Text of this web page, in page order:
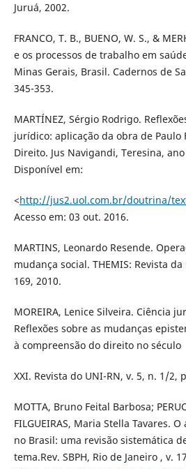
Juruá, 2002.
FRANCO, T. B., BUENO, W. S., &
e os processos de trabalho em
Minas Gerais, Brasil. Cadernos de
345-353.
MARTÍNEZ, Sérgio Rodrigo.
jurídico: aplicação da obra de Paulo
Direito. Jus Navigandi, Teresina,
Disponível em:
<http://jus2.uol.com.br/doutrina/
Acesso em: 03 out. 2016.
MARTINS, Leonardo Resende.
mudança social. THEMIS: Revista
169, 2010.
MOREIRA, Lenice Silveira. Ciência
Reflexões sobre as mudanças
à compreensão do direito no século
XXI. Revista do UNI-RN, v. 5, n. 1/2,
MOTTA, Bruno Feital Barbosa;
FILGUEIRAS, Maria Stella Tavares.
no Brasil: uma revisão sistemática
tema.Rev. SBPH, Rio de Janeiro , v.